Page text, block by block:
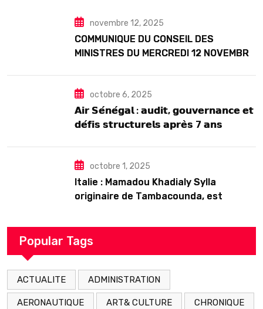
novembre 12, 2025
COMMUNIQUE DU CONSEIL DES
MINISTRES DU MERCREDI 12 NOVEMBRE
octobre 6, 2025
𝗔𝗶𝗿 𝗦𝗲́𝗻𝗲́𝗴𝗮𝗹 : 𝗮𝘂𝗱𝗶𝘁, 𝗴𝗼𝘂𝘃𝗲𝗿𝗻𝗮𝗻𝗰𝗲 𝗲𝘁
𝗱𝗲́𝗳𝗶𝘀 𝘀𝘁𝗿𝘂𝗰𝘁𝘂𝗿𝗲𝗹𝘀 𝗮𝗽𝗿𝗲̀𝘀 7 𝗮𝗻𝘀
octobre 1, 2025
Italie : Mamadou Khadialy Sylla
originaire de Tambacounda, est
arrestation
Popular Tags
ACTUALITE ADMINISTRATION
AERONAUTIQUE ART& CULTURE CHRONIQUE